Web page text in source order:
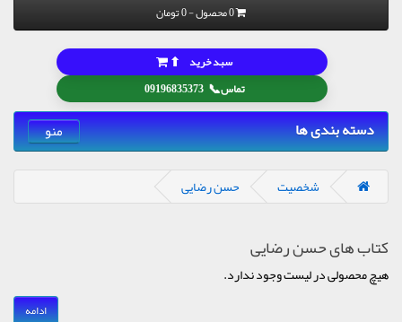
0 محصول - 0 تومان
تماس📞
09196835373
سبد خرید ⬆
دسته بندی ها منو
شخصیت حسن رضایی
کتاب های حسن رضایی
هیچ محصولی در لیست وجود ندارد.
ادامه